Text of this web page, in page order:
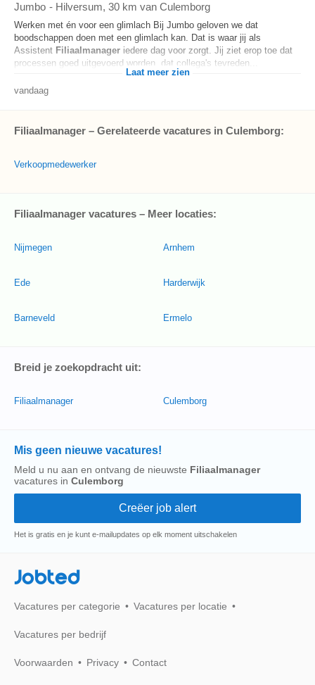
Jumbo - Hilversum, 30 km van Culemborg
Werken met én voor een glimlach Bij Jumbo geloven we dat
boodschappen doen met een glimlach kan. Dat is waar jij als
Assistent Filiaalmanager iedere dag voor zorgt. Jij ziet erop toe dat
processen goed uitgevoerd worden, dat collega's tevreden...
Laat meer zien
vandaag
Filiaalmanager – Gerelateerde vacatures in Culemborg:
Verkoopmedewerker
Filiaalmanager vacatures – Meer locaties:
Nijmegen
Ede
Barneveld
Arnhem
Harderwijk
Ermelo
Breid je zoekopdracht uit:
Filiaalmanager Culemborg
Mis geen nieuwe vacatures!
Meld u nu aan en ontvang de nieuwste Filiaalmanager
vacatures in Culemborg
Het is gratis en je kunt e-mailupdates op elk moment uitschakelen
Jobted
Vacatures per categorie Vacatures per locatie
Vacatures per bedrijf
Voorwaarden Privacy Contact